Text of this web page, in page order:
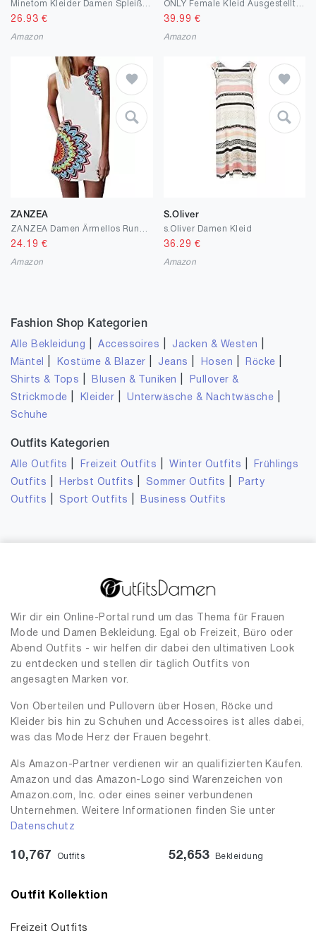
26.93 €
Amazon
39.99 €
Amazon
ZANZEA
24.19 €
Amazon
S.Oliver
s.Oliver Damen Kleid
36.29 €
Amazon
Fashion Shop Kategorien
Alle Bekleidung |Accessoires Jacken & Westen
Mäntel Kostüme & Blazer Jeans Hosen Röcke
Shirts & Tops Blusen & Tuniken
Pullover &
Strickmode
Kleider |Unterwäsche & Nachtwäsche
Schuhe
Outfits Kategorien
Alle Outfits Freizeit Outfits |Winter Outfits
Frühlings
Outfits
Herbst Outfits Sommer Outfits
Party
Outfits
Sport Outfits Business Outfits
Wir dir ein Online-Portal rund um das Thema für Frauen
Mode und Damen Bekleidung. Egal ob Freizeit, Büro oder
Abend Outfits - wir helfen dir dabei den ultimativen Look
zu entdecken und stellen dir täglich Outfits von
angesagten Marken vor.
Von Oberteilen und Pullovern über Hosen, Röcke und
Kleider bis hin zu Schuhen und Accessoires ist alles dabei,
was das Mode Herz der Frauen begehrt.
Als Amazon-Partner verdienen wir an qualifizierten Käufen.
Amazon und das Amazon-Logo sind Warenzeichen von
Amazon.com, Inc. oder eines seiner verbundenen
Unternehmen. Weitere Informationen finden Sie unter
Datenschutz
10,767 Outfits 52,653 Bekleidung
Outfit Kollektion
Freizeit Outfits